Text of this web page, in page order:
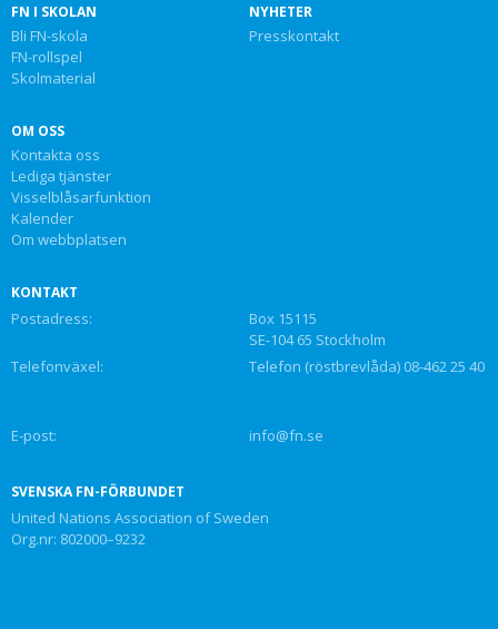
FN I SKOLAN
Bli FN-skola
FN-rollspel
Skolmaterial
NYHETER
Presskontakt
OM OSS
Kontakta oss
Lediga tjänster
Visselblåsarfunktion
Kalender
Om webbplatsen
KONTAKT
Postadress:
Box 15115
SE-104 65 Stockholm
Telefonväxel:
Telefon (röstbrevlåda) 08-462 25 40
E-post: info@fn.se
SVENSKA FN-FÖRBUNDET
United Nations Association of Sweden
Org.nr: 802000–9232